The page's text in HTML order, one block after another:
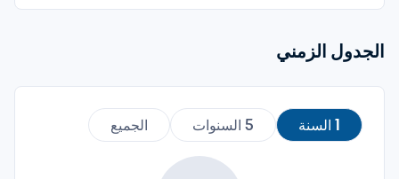
الجدول الزمني
1 السنة 5 السنوات الجميع